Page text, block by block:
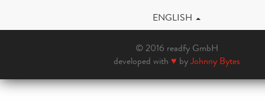
ENGLISH
© 2016 readfy GmbH
developed with ♥ byJohnny Bytes